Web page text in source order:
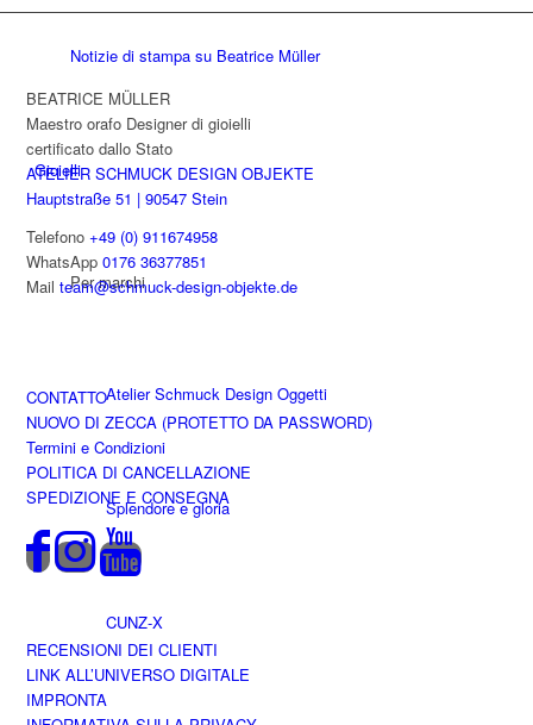
Notizie di stampa su Beatrice Müller
Gioielli
Per marchi
Atelier Schmuck Design Oggetti
Splendore e gloria
CUNZ-X
BEATRICE MÜLLER
Maestro orafo Designer di gioielli
certificato dallo Stato
ATELIER SCHMUCK DESIGN OBJEKTE
Hauptstraße 51 | 90547 Stein
Telefono+49 (0) 911674958
WhatsApp0176 36377851
Mailteam@schmuck-design-objekte.de
CONTATTO
NUOVO DI ZECCA (PROTETTO DA PASSWORD)
Termini e Condizioni
POLITICA DI CANCELLAZIONE
SPEDIZIONE E CONSEGNA
RECENSIONI DEI CLIENTI
LINK ALL’UNIVERSO DIGITALE
IMPRONTA